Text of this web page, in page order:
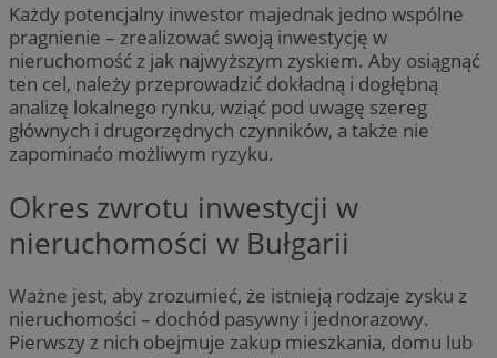
Każdy potencjalny inwestor majednak jedno wspólne
pragnienie – zrealizować swoją inwestycję w
nieruchomość z jak najwyższym zyskiem. Aby osiągnąć
ten cel, należy przeprowadzić dokładną i dogłębną
analizę lokalnego rynku, wziąć pod uwagę szereg
głównych i drugorzędnych czynników, a także nie
zapominaćo możliwym ryzyku.
Okres zwrotu inwestycji w
nieruchomości w Bułgarii
Ważne jest, aby zrozumieć, że istnieją rodzaje zysku z
nieruchomości – dochód pasywny i jednorazowy.
Pierwszy z nich obejmuje zakup mieszkania, domu lub